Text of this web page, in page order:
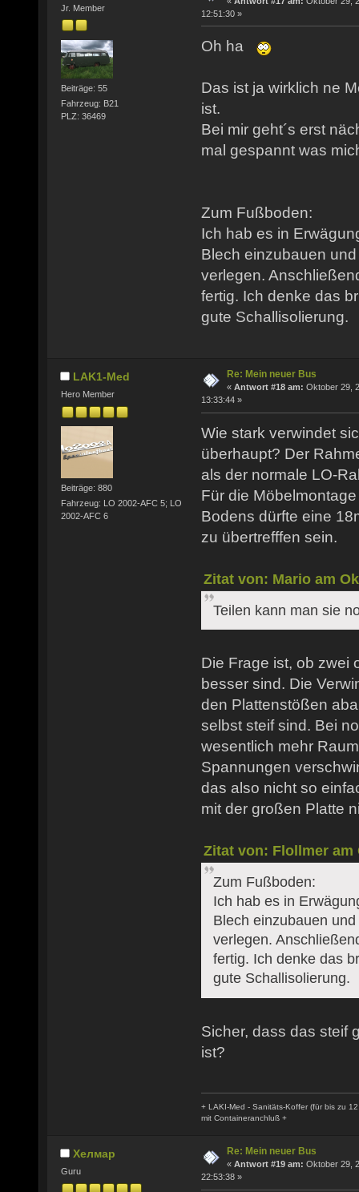
Jr. Member
Beiträge: 55
Fahrzeug: B21
PLZ: 36469
12:51:30 »
Oh ha
Das ist ja wirklich ne
ist.
Bei mir geht´s erst
mal gespannt was
Zum Fußboden:
Ich hab es in
Blech einzubauen
verlegen.
fertig. Ich denke das
gute Schallisolierung.
LAK1-Med
Hero Member
Beiträge: 880
Fahrzeug: LO 2002-AFC 5; LO
2002-AFC 6
Re: Mein neuer Bus
« Antwort #18 am: Oktober 29,
13:33:44 »
Wie stark verwindet
überhaupt? Der
als der normale LO-
Für die
Bodens dürfte eine
zu übertrefffen sein.
Zitat von: Mario am
Teilen kann man sie
Die Frage ist, ob zwei
besser sind. Die
den Plattenstößen
selbst steif sind. Bei
wesentlich mehr
Spannungen
das also nicht so
mit der großen Platte
Zitat von: Flollmer am
Zum Fußboden:
Ich hab es in
Blech einzubauen
verlegen.
fertig. Ich denke das
gute Schallisolierung.
Sicher, dass das steif
ist?
+ LAKI-Med - Sanitäts-Koffer (für bis zu
mit Containeranchluß +
Хелмар
Guru
Re: Mein neuer Bus
« Antwort #19 am: Oktober 29,
22:53:38 »